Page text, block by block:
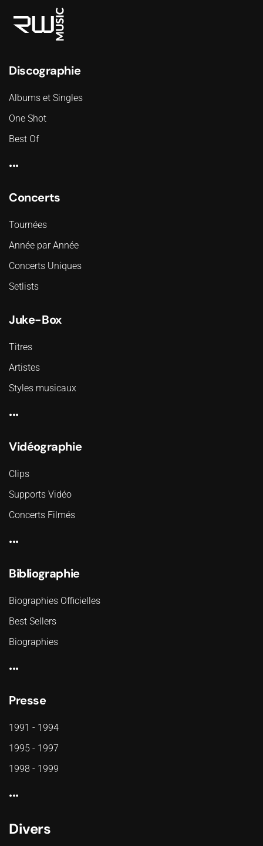
Discographie
Albums et Singles
One Shot
Best Of
...
Concerts
Tournées
Année par Année
Concerts Uniques
Setlists
Juke-Box
Titres
Artistes
Styles musicaux
...
Vidéographie
Clips
Supports Vidéo
Concerts Filmés
...
Bibliographie
Biographies Officielles
Best Sellers
Biographies
...
Presse
1991 - 1994
1995 - 1997
1998 - 1999
...
Divers